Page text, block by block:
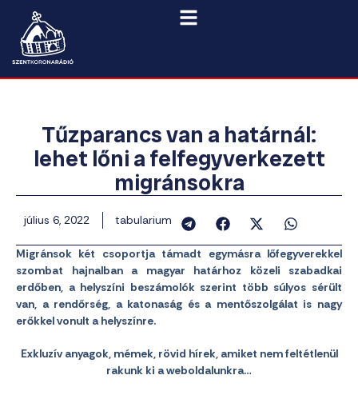
Tűzparancs van a határnál:
lehet lőni a felfegyverkezett
migránsokra
július 6, 2022 tabularium
Migránsok két csoportja támadt egymásra lőfegyverekkel
szombat hajnalban a magyar határhoz közeli szabadkai
erdőben, a helyszíni beszámolók szerint több súlyos sérült
van, a rendőrség, a katonaság és a mentőszolgálat is nagy
erőkkel vonult a helyszínre.
Exkluzív anyagok, mémek, rövid hírek, amiket nem feltétlenül
rakunk ki a weboldalunkra…